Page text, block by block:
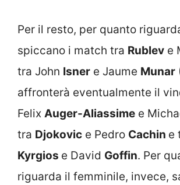
Per il resto, per quanto
spiccano i match tra Rublev e
tra John Isner e Jaume Munar
affronterà eventualmente il
Felix Auger-Aliassime e
tra Djokovic e Pedro Cachin e
Kyrgios e David Goffin. Per
riguarda il femminile, invece,